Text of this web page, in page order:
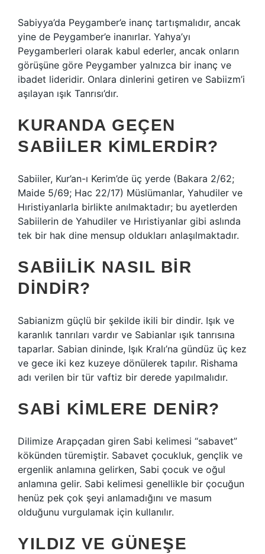
Sabiyya’da Peygamber’e inanç tartışmalıdır, ancak
yine de Peygamber’e inanırlar. Yahya’yı
Peygamberleri olarak kabul ederler, ancak onların
görüşüne göre Peygamber yalnızca bir inanç ve
ibadet lideridir. Onlara dinlerini getiren ve Sabiizm’i
aşılayan ışık Tanrısı’dır.
KURANDA GEÇEN
SABIILER KIMLERDIR?
Sabiiler, Kur’an-ı Kerim’de üç yerde (Bakara 2/62;
Maide 5/69; Hac 22/17) Müslümanlar, Yahudiler ve
Hıristiyanlarla birlikte anılmaktadır; bu ayetlerden
Sabiilerin de Yahudiler ve Hıristiyanlar gibi aslında
tek bir hak dine mensup oldukları anlaşılmaktadır.
SABIILIK NASIL BIR
DINDIR?
Sabianizm güçlü bir şekilde ikili bir dindir. Işık ve
karanlık tanrıları vardır ve Sabianlar ışık tanrısına
taparlar. Sabian dininde, Işık Kralı’na gündüz üç kez
ve gece iki kez kuzeye dönülerek tapılır. Rishama
adı verilen bir tür vaftiz bir derede yapılmalıdır.
SABI KIMLERE DENIR?
Dilimize Arapçadan giren Sabi kelimesi “sabavet”
kökünden türemiştir. Sabavet çocukluk, gençlik ve
ergenlik anlamına gelirken, Sabi çocuk ve oğul
anlamına gelir. Sabi kelimesi genellikle bir çocuğun
henüz pek çok şeyi anlamadığını ve masum
olduğunu vurgulamak için kullanılır.
YILDIZ VE GÜNEŞE